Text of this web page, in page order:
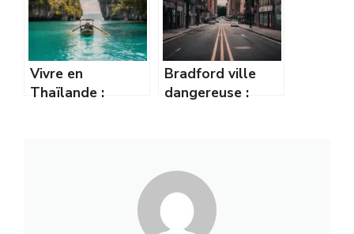
Vivre en
Thaïlande :
Bradford ville
dangereuse :